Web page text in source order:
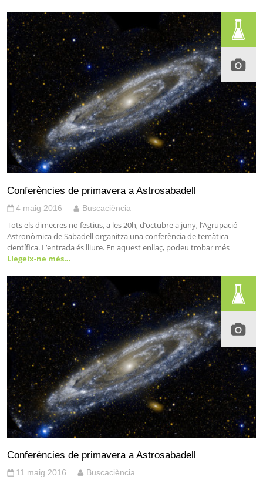
Conferències de primavera a Astrosabadell
4 maig 2016 Buscaciència
Tots els dimecres no festius, a les 20h, d’octubre a juny, l’Agrupació
Astronòmica de Sabadell organitza una conferència de temàtica
científica. L’entrada és lliure. En aquest enllaç, podeu trobar més
Llegeix-ne més…
Conferències de primavera a Astrosabadell
11 maig 2016 Buscaciència